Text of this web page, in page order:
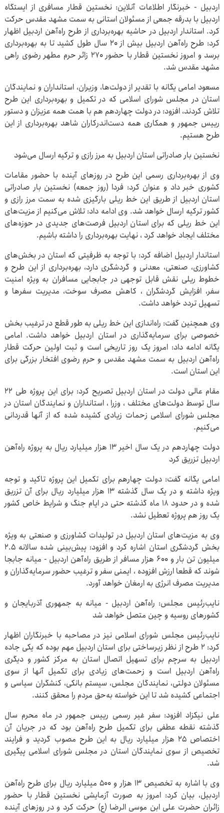
اردبیل - خبرنگار اطلاعات آنلاین: نخستین قطار مسافری از ایستگاه
اردبیل با بدرقه جمعی از مسئولان استانی به سمت مشهد مقدس حرکت
کرد. استاندار اردبیل در حاشیه بهره‌برداری از طرح راه‌آهن اردبیل اظهار
کرد: طرح راه‌آهن اردبیل بیش از ۲۰ سال طول کشید تا به بهره‌برداری
برسد و امروز نخستین قطار با حضور ۲۷۰ زائر حرم مطهر رضوی راهی
مشهد مقدس شد.
مسعود امامی یگانه با تقدیر از دولت‌ها، وزیران، استانداران و نمایندگان
استان در مجلس شورای اسلامی که در تکمیل و بهره‌برداری این طرح
تلاش کردند، افزود: در دولت چهاردهم هم با همت همه عزیزان و دستور
رییس جمهور و همکاری همه دست‌اندرکاران شاهد بهره‌برداری از این
طرح هستیم.
نخستین بار صادراتی استان اردبیل به مرز رازی و ترکیه ارسال می‌شود
وی از بهره‌برداری رسمی این طرح در روزهای آینده با حضور مقامات
کشوری خبر داد و عنوان کرد: فردا (روز جمعه) نخستین بار صادراتی
استان اردبیل از طریق این خط ریلی بارگیزی شده به سمت مرز رازی و
کشور ترکیه ارسال خواهد شد. وی ادامه داد: تلاش می‌کنیم از مزیت‌های
این خط ریلی که برای استان اردبیل فرصت‌های جدیدی در حوزه‌های
مختلف ایجاد خواهد کرد ، نهایت بهره‌برداری را داشته باشیم.
استاندار اردبیل اضافه کرد: با توجه به ظرفیتی که استان در بخش‌های
کشاورزی، صنعتی، معدنی و گردشگری دارد، بهره‌برداری از این طرح و
خطوط ریلی نقش قابل توجهی در جابجایی مسافران به ویژه امنیت
سفر، افزایش گردشگران ، کاهش مصرف سوخت، مدیریت سفرها و
تسهیل تردد خواهد داشت.
وی همچنین گفت: راه‌اندازی این خط ریلی به طور قطع در ترغیب بخش
خصوصی برای سرمایه‌گذاری در استان اردبیل خواهد داشت. امامی
یگانه ادامه داد: امروز یک روز تاریخی است و ثبت اولین حرکت قطار
راه‌آهن اردبیل به سمت مشهد مقدس و حرم رضوی افتخار بزرگی برای
این استان است.
مقام عالی دولت در استان اردبیل تصریح کرد: برای این پروژه طی ۲۲
سال توسط دولت‌های مختلف ، وزرا ، استانداران و نمایندگان استان در
مجلس شورای اسلامی زحمات زیادی کشیده شده که از آنها قدردانی
می‌کنیم.
دولت چهاردهم در یک سال اخیر ۱۳ هزار میلیارد ریال به پروژه راه‌آهن
اردبیل تزریق کرد
امامی یگانه گفت: دولت چهارهم برای تکمیل این پروژه تاکید و توجه
ویژه داشته و در یک سال گذشته ۱۳ هزار میلیارد ریال برای آن تزریق
شده و در حدود ۱۸ ماه گذشته حتی در ایام جنگ و شرایط خاص کشور
یک روز هم پروژه تعطیل نشد.
وی به مزیت‌های استان اردبیل در تولیدات کشاورزی و صنعتی به ویژه
بخش گردشگری استان اشاره کرد و افزود: پیش‌بینی شده سالانه ۲.۵
میلیون تن بار و ۶۰۰ هزار مسافر از طریق راه‌آهن اردبیل - میانه جابجا
شوند که قطعا ارزش افزوده ، ایمنی سفر و ترغیب حضور سرمایه‌گذاران و
مدیریت مصرف انرژی به ارمغان خواهد آورد.
نایب‌رئیس مجلس: راه‌آهن اردبیل - میانه به جمهوری آذربایجان و
کشورهای روسیه و چین متصل خواهد شد
نایب‌رئیس مجلس شورای اسلامی نیز در مصاحبه با خبرنگاران اظهار
کرد: ۲ طرح از نظر زیرساختی برای استان اردبیل مهم بوده که یکی جاده
اردبیل به سرچم برای تسهیل اتصال استان به مرکز کشور و دیگری
راه‌آهن اردبیل است و زحمت‌های زیادی برای تکمیل آنها از سوی
مسئولان دولتی، نمایندگان مجلس، سیستم بانکی، کنشگران سیاسی و
اجتماعی کشیده شد تا این خواسته به‌حق مردم را محقق کنند.
علی نیکزاد افزود: سفر غیر رسمی رییس جمهور در ماه محرم سال
گذشته نقطه عطفی برای تکمیل طرح راه‌آهن بود که در جریان آن
اختصاص ۲۵ هزار میلیارد ریال به این طرح مصوب گردید و فرایند
تخصیص از سوی نمایندگان استان در مجلس شورای اسلامی پیگیری
شد.
وی با اشاره به تخصیص ۱۳ هزار و ۵۰۰ میلیارد ریال برای طرح راه‌آهن
اردبیل، بیان کرد: امروز به صورت آزمایشی نخستین قطار با حضور
زائران حضرت علی ابن موسی الرضا (ع) حرکت کرد و در روزهای آینده